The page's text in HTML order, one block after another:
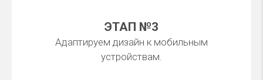
ЭТАП №3
Адаптируем дизайн к мобильным
устройствам.